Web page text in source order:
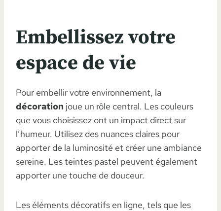
Embellissez votre
espace de vie
Pour embellir votre environnement, la
décoration joue un rôle central. Les couleurs
que vous choisissez ont un impact direct sur
l’humeur. Utilisez des nuances claires pour
apporter de la luminosité et créer une ambiance
sereine. Les teintes pastel peuvent également
apporter une touche de douceur.
Les éléments décoratifs en ligne, tels que les